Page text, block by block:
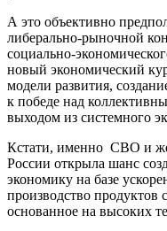
А это объективно
либерально-рыночной
социально-
новый экономический
модели развития,
к победе над
выходом из системного
Кстати, именно СВО и
России открыла шанс
экономику на базе
производство продуктов
основанное на высоких